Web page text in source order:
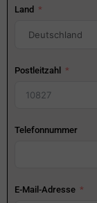
Land
Postleitzahl
Telefonnummer
E-Mail-Adresse